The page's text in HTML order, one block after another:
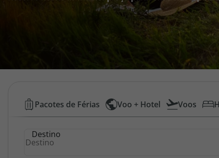
Área de Cliente
Hotéis
Baratos
Pacotes de Férias Voo + Hotel Voos
Destino